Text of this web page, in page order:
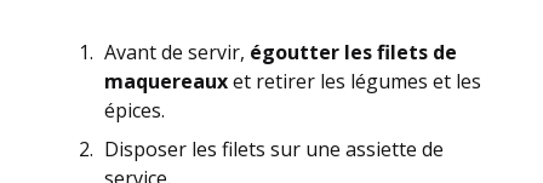
Avant de servir, égoutter les filets de
maquereauxet retirer les légumes et les
épices.
Disposer les filets sur une assiette de